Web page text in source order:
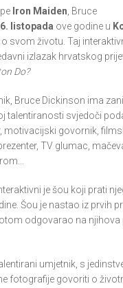
Iron Maiden, Bruce
listopada ove godine u
svom životu. Taj
izlazak hrvatskog
Do?
Bruce Dickinson ima
talentiranosti svjedoči
motivacijski govornik,
TV glumac,
je šou koji prati
Šou je nastao iz prvih
odgovarao na
umjetnik, s
fotografije govoriti o